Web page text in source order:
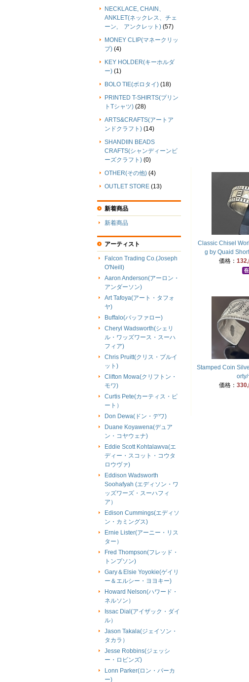
Classic Chisel
g by Quaid
価格：
Stamped Coin
orty/
価格：
NECKLACE, CHAIN、
ANKLET(ネックレス、チェ
ーン, アンクレット) (57)
MONEY CLIP(マネークリッ
プ) (4)
KEY HOLDER(キーホルダ
ー) (1)
BOLO TIE(ボロタイ) (18)
PRINTED T-SHIRTS(プリン
トTシャツ) (28)
ARTS&CRAFTS(アートア
ンドクラフト) (14)
SHANDIIN BEADS
CRAFTS(シャンディーンビ
ーズクラフト) (0)
OTHER(その他) (4)
OUTLET STORE (13)
新着商品
新着商品
アーティスト
Falcon Trading Co.(Joseph
O'Neill)
Aaron Anderson(アーロン・
アンダーソン)
Art Tafoya(アート・タフォ
ヤ)
Buffalo(バッファロー)
Cheryl Wadsworth(シェリ
ル・ワッズワース・スーハ
フィア)
Chris Pruitt(クリス・プルイ
ット)
Clifton Mowa(クリフトン・
モワ)
Curtis Pete(カーティス・ピ
ート）
Don Dewa(ドン・デワ)
Duane Koyawena(デュア
ン・コヤウェナ)
Eddie Scott Kohtalawva(エ
ディー・スコット・コウタ
ロウヴァ)
Eddison Wadsworth
Soohafyah (エディソン・ワ
ッズワーズ・スーハフィ
ア）
Edison Cummings(エディソ
ン・カミングス)
Ernie Lister(アーニー・リス
ター）
Fred Thompson(フレッド・
トンプソン)
Gary＆Elsie Yoyokie(ゲイリ
ー＆エルシー・ヨヨキー)
Howard Nelson(ハワード・
ネルソン）
Issac Dial(アイザック・ダイ
ル）
Jason Takala(ジェイソン・
タカラ）
Jesse Robbins(ジェッシ
ー・ロビンズ)
Lonn Parker(ロン・パーカ
ー)